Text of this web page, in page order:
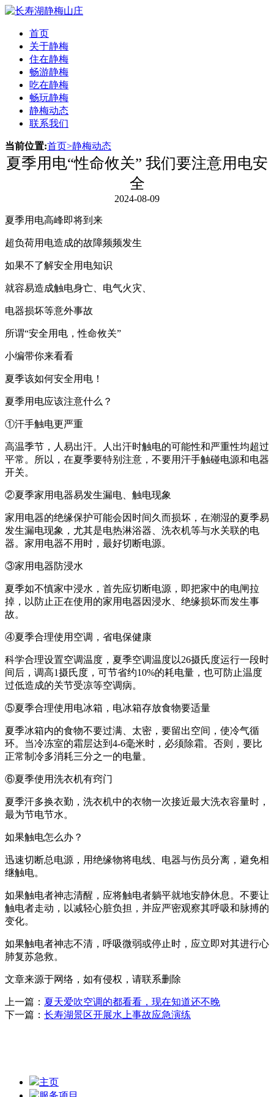
首页
关于静梅
住在静梅
畅游静梅
吃在静梅
畅玩静梅
静梅动态
联系我们
当前位置:首页>静梅动态
夏季用电“性命攸关” 我们要注意用电安
全
2024-08-09
夏季用电高峰即将到来
超负荷用电造成的故障频频发生
如果不了解安全用电知识
就容易造成触电身亡、电气火灾、
电器损坏等意外事故
所谓“安全用电，性命攸关”
小编带你来看看
夏季该如何安全用电！
夏季用电应该注意什么？
①汗手触电更严重
高温季节，人易出汗。人出汗时触电的可能性和严重性均超过
平常。所以，在夏季要特别注意，不要用汗手触碰电源和电器
开关。
②夏季家用电器易发生漏电、触电现象
家用电器的绝缘保护可能会因时间久而损坏，在潮湿的夏季易
发生漏电现象，尤其是电热淋浴器、洗衣机等与水关联的电
器。家用电器不用时，最好切断电源。
③家用电器防浸水
夏季如不慎家中浸水，首先应切断电源，即把家中的电闸拉
掉，以防止正在使用的家用电器因浸水、绝缘损坏而发生事
故。
④夏季合理使用空调，省电保健康
科学合理设置空调温度，夏季空调温度以26摄氏度运行一段时
间后，调高1摄氏度，可节省约10%的耗电量，也可防止温度
过低造成的关节受凉等空调病。
⑤夏季合理使用电冰箱，电冰箱存放食物要适量
夏季冰箱内的食物不要过满、太密，要留出空间，使冷气循
环。当冷冻室的霜层达到4-6毫米时，必须除霜。否则，要比
正常制冷多消耗三分之一的电量。
⑥夏季使用洗衣机有窍门
夏季汗多换衣勤，洗衣机中的衣物一次接近最大洗衣容量时，
最为节电节水。
如果触电怎么办？
迅速切断总电源，用绝缘物将电线、电器与伤员分离，避免相
继触电。
如果触电者神志清醒，应将触电者躺平就地安静休息。不要让
触电者走动，以减轻心脏负担，并应严密观察其呼吸和脉搏的
变化。
如果触电者神志不清，呼吸微弱或停止时，应立即对其进行心
肺复苏急救。
文章来源于网络，如有侵权，请联系删除
上一篇： 夏天爱吹空调的都看看，现在知道还不晚
下一篇： 长寿湖景区开展水上事故应急演练
主页